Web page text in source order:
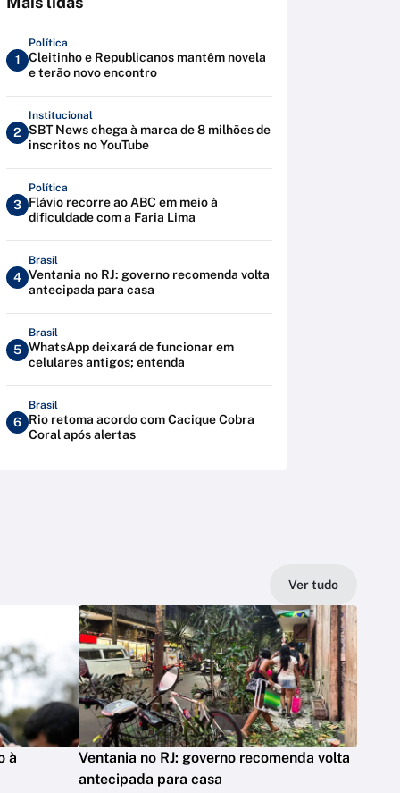
1
Política
Cleitinho e Republicanos mantêm novela
e terão novo encontro
2
Institucional
SBT News chega à marca de 8 milhões de
inscritos no YouTube
3
Política
Flávio recorre ao ABC em meio à
dificuldade com a Faria Lima
4
Brasil
Ventania no RJ: governo recomenda volta
antecipada para casa
5
Brasil
WhatsApp deixará de funcionar em
celulares antigos; entenda
6
Brasil
Rio retoma acordo com Cacique Cobra
Coral após alertas
Ver tudo
à
Ventania no RJ: governo recomenda volta
antecipada para casa